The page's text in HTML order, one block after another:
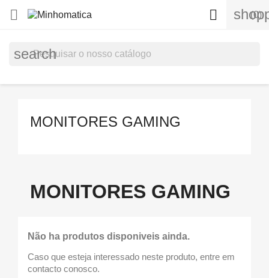
 (0)

search
MONITORES GAMING
MONITORES GAMING
Não ha produtos disponiveis ainda.
Caso que esteja interessado neste produto, entre em
contacto conosco.